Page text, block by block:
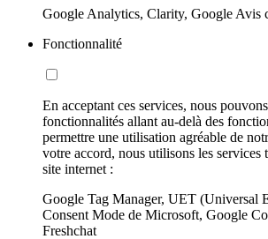
Google Analytics, Clarity, Google Avis
Fonctionnalité
En acceptant ces services, nous
fonctionnalités allant au-delà des
permettre une utilisation agréable de
votre accord, nous utilisons les services
site internet :
Google Tag Manager, UET (Universal
Consent Mode de Microsoft, Google
Freshchat